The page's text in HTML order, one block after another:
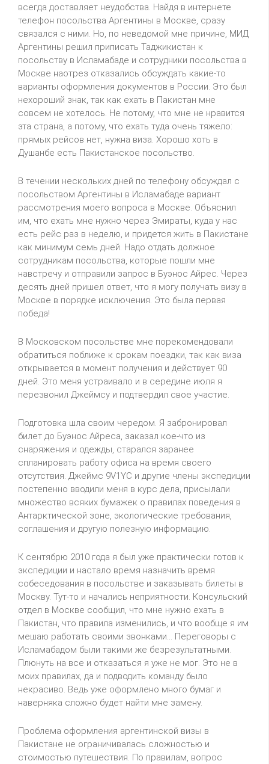
всегда доставляет неудобства. Найдя в интернете
телефон посольства Аргентины в Москве, сразу
связался с ними. Но, по неведомой мне причине, МИД
Аргентины решил приписать Таджикистан к
посольству в Исламабаде и сотрудники посольства в
Москве наотрез отказались обсуждать какие-то
варианты оформления документов в России. Это был
нехороший знак, так как ехать в Пакистан мне
совсем не хотелось. Не потому, что мне не нравится
эта страна, а потому, что ехать туда очень тяжело:
прямых рейсов нет, нужна виза. Хорошо хоть в
Душанбе есть Пакистанское посольство.
В течении нескольких дней по телефону обсуждал с
посольством Аргентины в Исламабаде вариант
рассмотрения моего вопроса в Москве. Объяснил
им, что ехать мне нужно через Эмираты, куда у нас
есть рейс раз в неделю, и придется жить в Пакистане
как минимум семь дней. Надо отдать должное
сотрудникам посольства, которые пошли мне
навстречу и отправили запрос в Буэнос Айрес. Через
десять дней пришел ответ, что я могу получать визу в
Москве в порядке исключения. Это была первая
победа!
В Московском посольстве мне порекомендовали
обратиться поближе к срокам поездки, так как виза
открывается в момент получения и действует 90
дней. Это меня устраивало и в середине июля я
перезвонил Джеймсу и подтвердил свое участие.
Подготовка шла своим чередом. Я забронировал
билет до Буэнос Айреса, заказал кое-что из
снаряжения и одежды, старался заранее
спланировать работу офиса на время своего
отсутствия. Джеймс 9V1YC и другие члены экспедиции
постепенно вводили меня в курс дела, присылали
множество всяких бумажек о правилах поведения в
Антарктической зоне, экологические требования,
соглашения и другую полезную информацию.
К сентябрю 2010 года я был уже практически готов к
экспедиции и настало время назначить время
собеседования в посольстве и заказывать билеты в
Москву. Тут-то и начались неприятности. Консульский
отдел в Москве сообщил, что мне нужно ехать в
Пакистан, что правила изменились, и что вообще я им
мешаю работать своими звонками… Переговоры с
Исламабадом были такими же безрезультатными.
Плюнуть на все и отказаться я уже не мог. Это не в
моих правилах, да и подводить команду было
некрасиво. Ведь уже оформлено много бумаг и
наверняка сложно будет найти мне замену.
Проблема оформления аргентинской визы в
Пакистане не ограничивалась сложностью и
стоимостью путешествия. По правилам, вопрос